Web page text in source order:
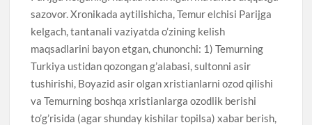
sazovor. Xronikada aytilishicha, Temur elchisi Parijga
kelgach, tantanali vaziyatda o’zining kelish
maqsadlarini bayon etgan, chunonchi: 1) Temurning
Turkiya ustidan qozongan g’alabasi, sultonni asir
tushirishi, Boyazid asir olgan xristianlarni ozod qilishi
va Temurning boshqa xristianlarga ozodlik berishi
to’g’risida (agar shunday kishilar topilsa) xabar berish,